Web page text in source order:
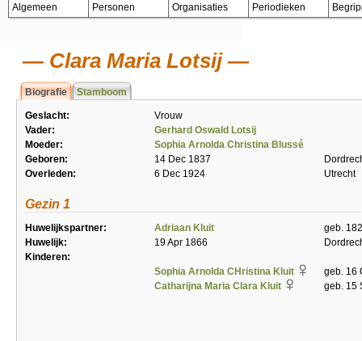
Algemeen Personen Organisaties Periodieken
Clara Maria Lotsij
Biografie Stamboom
Geslacht:
Vrouw
Vader:
Gerhard Oswald Lotsij
Moeder:
Sophia Arnolda Christina Blussé
Geboren:
14 Dec 1837
Overleden:
6 Dec 1924 Utrecht
Gezin 1
Huwelijkspartner: Adriaan Kluit
geb.
Huwelijk:
19 Apr 1866
Kinderen:
Sophia Arnolda CHristina Kluit
geb. 16
Catharijna Maria Clara Kluit
geb. 15